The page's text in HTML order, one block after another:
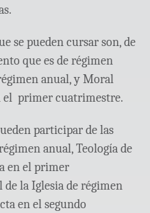
se pueden cursar son, de
que es de régimen
anual, y Moral
el primer cuatrimestre.
participar de las
anual, Teología de
en el primer
la Iglesia de régimen
en el segundo